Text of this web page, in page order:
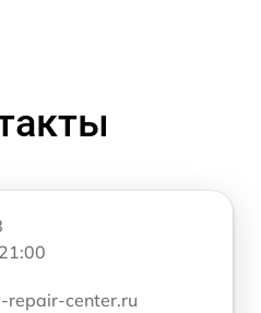
repair-center.ru